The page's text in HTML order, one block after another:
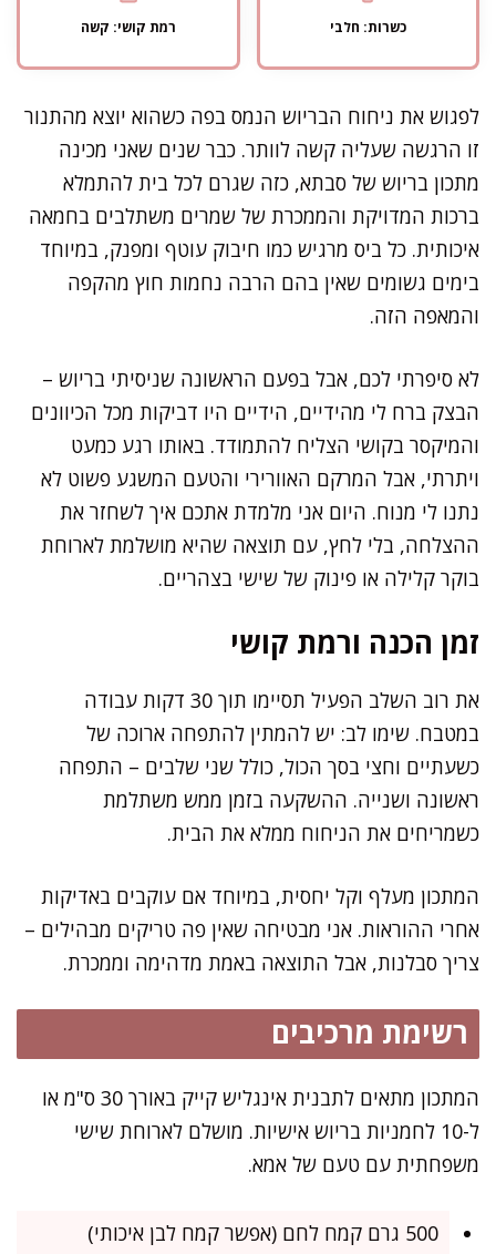
כשרות: חלבי רמת קושי: קשה
לפגוש את ניחוח הבריוש הנמס בפה כשהוא יוצא מהתנור
זו הרגשה שעליה קשה לוותר. כבר שנים שאני מכינה
מתכון בריוש של סבתא, כזה שגרם לכל בית להתמלא
ברכות המדויקת והממכרת של שמרים משתלבים בחמאה
איכותית. כל ביס מרגיש כמו חיבוק עוטף ומפנק, במיוחד
בימים גשומים שאין בהם הרבה נחמות חוץ מהקפה
והמאפה הזה.
לא סיפרתי לכם, אבל בפעם הראשונה שניסיתי בריוש –
הבצק ברח לי מהידיים, הידיים היו דביקות מכל הכיוונים
והמיקסר בקושי הצליח להתמודד. באותו רגע כמעט
ויתרתי, אבל המרקם האוורירי והטעם המשגע פשוט לא
נתנו לי מנוח. היום אני מלמדת אתכם איך לשחזר את
ההצלחה, בלי לחץ, עם תוצאה שהיא מושלמת לארוחת
בוקר קלילה או פינוק של שישי בצהריים.
זמן הכנה ורמת קושי
את רוב השלב הפעיל תסיימו תוך 30 דקות עבודה
במטבח. שימו לב: יש להמתין להתפחה ארוכה של
כשעתיים וחצי בסך הכול, כולל שני שלבים – התפחה
ראשונה ושנייה. ההשקעה בזמן ממש משתלמת
כשמריחים את הניחוח ממלא את הבית.
המתכון מעלף וקל יחסית, במיוחד אם עוקבים באדיקות
אחרי ההוראות. אני מבטיחה שאין פה טריקים מבהילים –
צריך סבלנות, אבל התוצאה באמת מדהימה וממכרת.
רשימת מרכיבים
המתכון מתאים לתבנית אינגליש קייק באורך 30 ס"מ או
ל-10 לחמניות בריוש אישיות. מושלם לארוחת שישי
משפחתית עם טעם של אמא.
500 גרם קמח לחם (אפשר קמח לבן איכותי)